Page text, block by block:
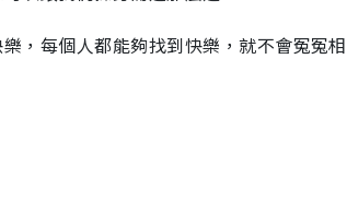
，每個人都能夠找到快樂，就不會冤冤相